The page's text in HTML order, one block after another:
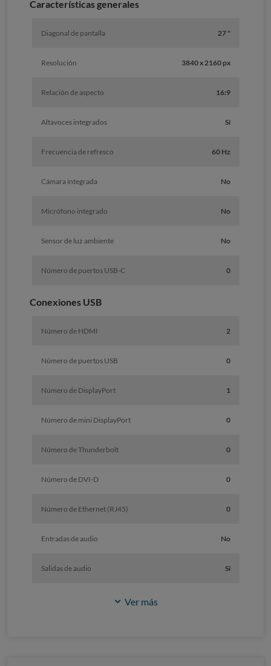
Caracterí­sticas generales
Diagonal de pantalla 27 "
Resolución 3840 x 2160 px
Relación de aspecto 16:9
Altavoces integrados Sí
Frecuencia de refresco 60 Hz
Cámara integrada No
Micrófono integrado No
Sensor de luz ambiente No
Número de puertos USB-C 0
Conexiones USB
Número de HDMI 2
Número de puertos USB 0
Número de DisplayPort 1
Número de mini DisplayPort 0
Número de Thunderbolt 0
Número de DVI-D 0
Número de Ethernet (RJ45) 0
Entradas de audio No
Salidas de audio Sí
Ver más